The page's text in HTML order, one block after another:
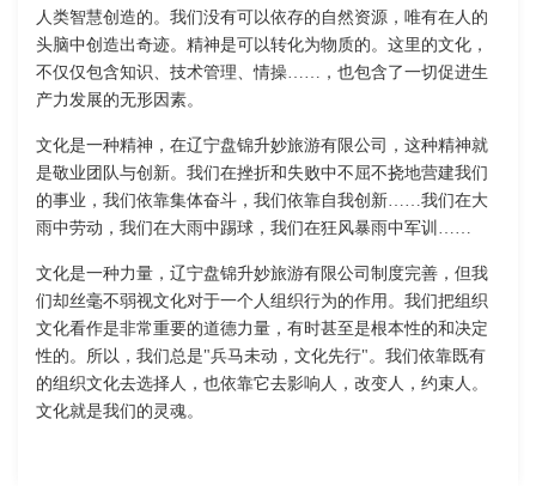
人类智慧创造的。我们没有可以依存的自然资源，唯有在人的
头脑中创造出奇迹。精神是可以转化为物质的。这里的文化，
不仅仅包含知识、技术管理、情操……，也包含了一切促进生
产力发展的无形因素。
文化是一种精神，在辽宁盘锦升妙旅游有限公司，这种精神就
是敬业团队与创新。我们在挫折和失败中不屈不挠地营建我们
的事业，我们依靠集体奋斗，我们依靠自我创新……我们在大
雨中劳动，我们在大雨中踢球，我们在狂风暴雨中军训……
文化是一种力量，辽宁盘锦升妙旅游有限公司制度完善，但我
们却丝毫不弱视文化对于一个人组织行为的作用。我们把组织
文化看作是非常重要的道德力量，有时甚至是根本性的和决定
性的。所以，我们总是"兵马未动，文化先行"。我们依靠既有
的组织文化去选择人，也依靠它去影响人，改变人，约束人。
文化就是我们的灵魂。